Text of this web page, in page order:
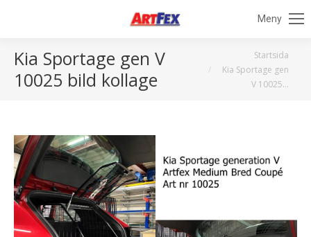
Meny
Kia Sportage gen V
10025 bild kollage
Startsida
Kia Sportage gen
V 10025…